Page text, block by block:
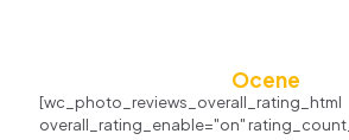
Ocene
[wc_photo_reviews_overall_rating_html
overall_rating_enable="on"